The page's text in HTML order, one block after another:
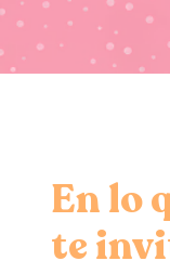
En lo
te